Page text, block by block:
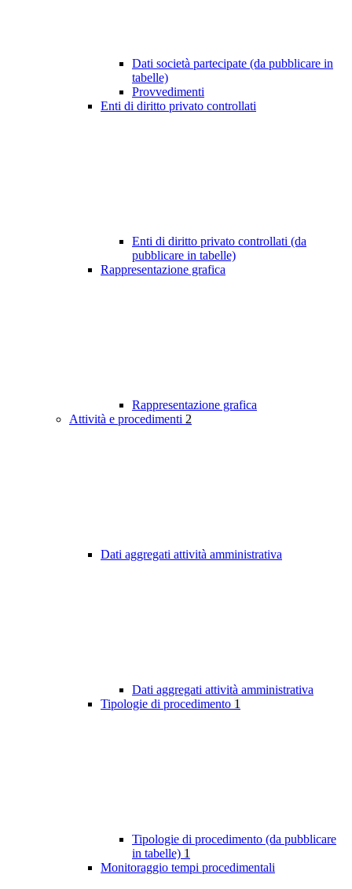
Dati società partecipate (da pubblicare in
tabelle)
Provvedimenti
Enti di diritto privato controllati
Enti di diritto privato controllati (da
pubblicare in tabelle)
Rappresentazione grafica
Rappresentazione grafica
Attività e procedimenti 2
Dati aggregati attività amministrativa
Dati aggregati attività amministrativa
Tipologie di procedimento 1
Tipologie di procedimento (da pubblicare
in tabelle) 1
Monitoraggio tempi procedimentali